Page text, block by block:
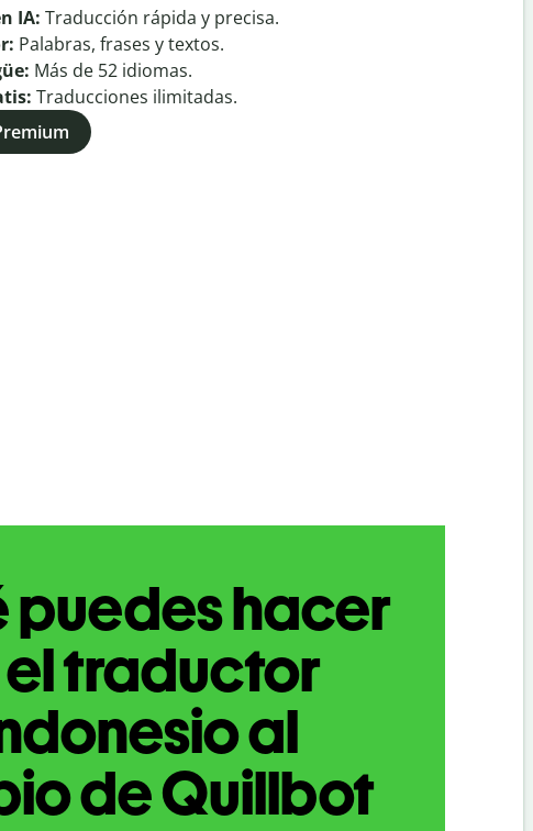
IA: Traducción rápida y precisa.
Palabras, frases y textos.
Más de 52 idiomas.
Traducciones ilimitadas.
puedes hacer
traductor
al
de Quillbot